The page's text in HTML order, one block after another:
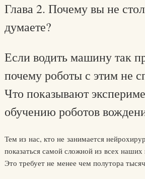
Глава 2. Почему вы не
думаете?
Если водить машину так
почему роботы с этим не
Что показывают
обучению роботов
Тем из нас, кто не занимается
показаться самой сложной из всех наших
Это требует не менее чем полутора